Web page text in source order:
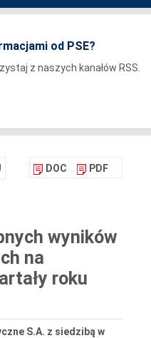
od PSE?
z naszych kanałów RSS.
DOC PDF
wyników
na
roku
S.A. z siedzibą w